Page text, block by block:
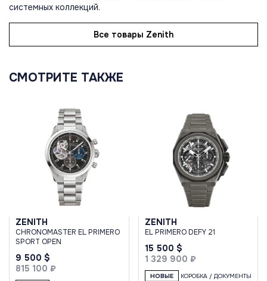
системных коллекций.
Все товары Zenith
СМОТРИТЕ ТАКЖЕ
ZENITH
CHRONOMASTER EL PRIMERO
SPORT OPEN
9 500 $
815 100 ₽
ZENITH
EL PRIMERO DEFY 21
15 500 $
1 329 900 ₽
НОВЫЕ КОРОБКА / ДОКУМЕНТЫ